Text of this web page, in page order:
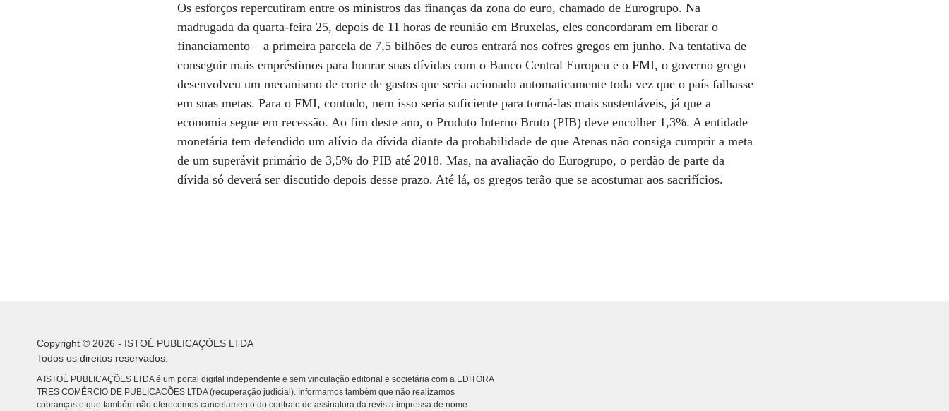
Os esforços repercutiram entre os ministros das finanças da zona do euro, chamado de Eurogrupo. Na
madrugada da quarta-feira 25, depois de 11 horas de reunião em Bruxelas, eles concordaram em liberar o
financiamento – a primeira parcela de 7,5 bilhões de euros entrará nos cofres gregos em junho. Na tentativa de
conseguir mais empréstimos para honrar suas dívidas com o Banco Central Europeu e o FMI, o governo grego
desenvolveu um mecanismo de corte de gastos que seria acionado automaticamente toda vez que o país falhasse
em suas metas. Para o FMI, contudo, nem isso seria suficiente para torná-las mais sustentáveis, já que a
economia segue em recessão. Ao fim deste ano, o Produto Interno Bruto (PIB) deve encolher 1,3%. A entidade
monetária tem defendido um alívio da dívida diante da probabilidade de que Atenas não consiga cumprir a meta
de um superávit primário de 3,5% do PIB até 2018. Mas, na avaliação do Eurogrupo, o perdão de parte da
dívida só deverá ser discutido depois desse prazo. Até lá, os gregos terão que se acostumar aos sacrifícios.
Copyright © 2026 - ISTOÉ PUBLICAÇÕES LTDA
Todos os direitos reservados.
A ISTOÉ PUBLICAÇÕES LTDA é um portal digital independente e sem vinculação editorial e societária com a EDITORA
TRES COMÉRCIO DE PUBLICACÕES LTDA (recuperação judicial). Informamos também que não realizamos
cobranças e que também não oferecemos cancelamento do contrato de assinatura da revista impressa de nome